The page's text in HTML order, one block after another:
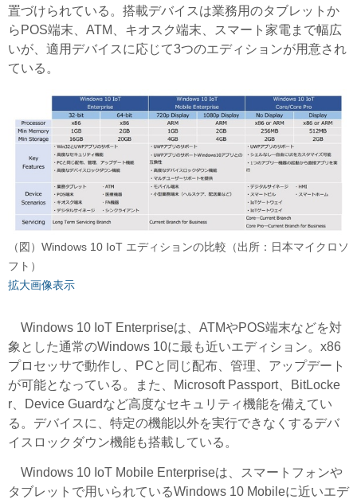
置づけられている。搭載デバイスは業務用のタブレットか
らPOS端末、ATM、キオスク端末、スマート家電まで幅広
いが、適用デバイスに応じて3つのエディションが用意され
ている。
（図）Windows 10 IoT エディションの比較（出所：日本マイクロソ
フト）
拡大画像表示
Windows 10 IoT Enterpriseは、ATMやPOS端末などを対
象とした通常のWindows 10に最も近いエディション。x86
プロセッサで動作し、PCと同じ配布、管理、アップデート
が可能となっている。また、Microsoft Passport、BitLocke
r、Device Guardなど高度なセキュリティ機能を備えてい
る。デバイスに、特定の機能以外を実行できなくするデバ
イスロックダウン機能も搭載している。
Windows 10 IoT Mobile Enterpriseは、スマートフォンや
タブレットで用いられているWindows 10 Mobileに近いエデ